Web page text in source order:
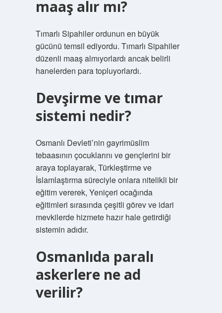
maaş alır mı?
Tımarlı Sipahiler ordunun en büyük
gücünü temsil ediyordu. Tımarlı Sipahiler
düzenli maaş almıyorlardı ancak belirli
hanelerden para topluyorlardı.
Devşirme ve tımar
sistemi nedir?
Osmanlı Devleti’nin gayrimüslim
tebaasının çocuklarını ve gençlerini bir
araya toplayarak, Türkleştirme ve
İslamlaştırma süreciyle onlara nitelikli bir
eğitim vererek, Yeniçeri ocağında
eğitimleri sırasında çeşitli görev ve idari
mevkilerde hizmete hazır hale getirdiği
sistemin adıdır.
Osmanlıda paralı
askerlere ne ad
verilir?